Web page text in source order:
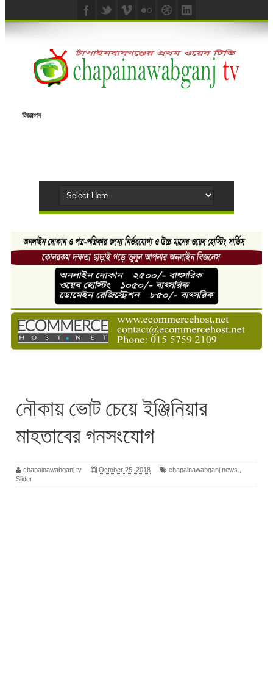
বিজ্ঞাপন
নৌকায় ভোট চেয়ে ইঞ্জিনিয়ার
মাহতাবের গনসংযোগ
chapainawabganj tv October 25, 2018 chapainawabganj news
Slider